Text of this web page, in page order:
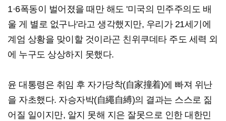
1·6폭동이 벌어졌을 때만 해도 '미국의 민주주의도 배
울 게 별로 없구나'라고 생각했지만, 우리가 21세기에
계엄 상황을 맞이할 것이라곤 친위쿠데타 주도 세력 외
에 누구도 상상하지 못했다.
윤 대통령은 취임 후 자가당착(自家撞着)에 빠져 위난
을 자초했다. 자승자박(自繩自縛)의 결과는 스스로 짊
어질 일이지만, 알지 못해 지은 잘못으로 인한 대한민